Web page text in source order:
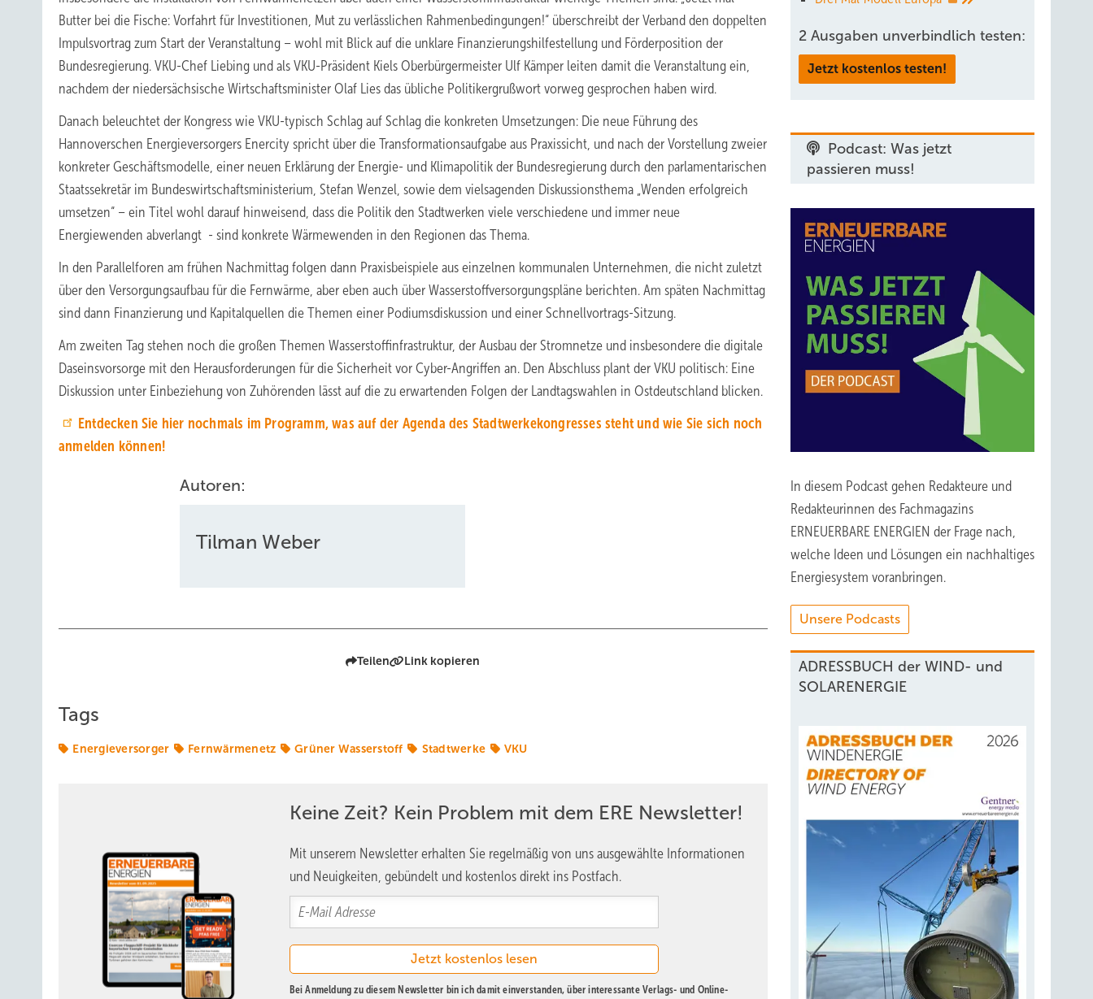
Butter bei die Fische: Vorfahrt für Investitionen, Mut zu verlässlichen Rahmenbedingungen!“ überschreibt der Verband den doppelten
Impulsvortrag zum Start der Veranstaltung – wohl mit Blick auf die unklare Finanzierungshilfestellung und Förderposition der
Bundesregierung. VKU-Chef Liebing und als VKU-Präsident Kiels Oberbürgermeister Ulf Kämper leiten damit die Veranstaltung ein,
nachdem der niedersächsische Wirtschaftsminister Olaf Lies das übliche Politikergrußwort vorweg gesprochen haben wird.
Danach beleuchtet der Kongress wie VKU-typisch Schlag auf Schlag die konkreten Umsetzungen: Die neue Führung des
Hannoverschen Energieversorgers Enercity spricht über die Transformationsaufgabe aus Praxissicht, und nach der Vorstellung zweier
konkreter Geschäftsmodelle, einer neuen Erklärung der Energie- und Klimapolitik der Bundesregierung durch den parlamentarischen
Staatssekretär im Bundeswirtschaftsministerium, Stefan Wenzel, sowie dem vielsagenden Diskussionsthema „Wenden erfolgreich
umsetzen“ – ein Titel wohl darauf hinweisend, dass die Politik den Stadtwerken viele verschiedene und immer neue
Energiewenden abverlangt - sind konkrete Wärmewenden in den Regionen das Thema.
In den Parallelforen am frühen Nachmittag folgen dann Praxisbeispiele aus einzelnen kommunalen Unternehmen, die nicht zuletzt
über den Versorgungsaufbau für die Fernwärme, aber eben auch über Wasserstoffversorgungspläne berichten. Am späten Nachmittag
sind dann Finanzierung und Kapitalquellen die Themen einer Podiumsdiskussion und einer Schnellvortrags-Sitzung.
Am zweiten Tag stehen noch die großen Themen Wasserstoffinfrastruktur, der Ausbau der Stromnetze und insbesondere die digitale
Daseinsvorsorge mit den Herausforderungen für die Sicherheit vor Cyber-Angriffen an. Den Abschluss plant der VKU politisch: Eine
Diskussion unter Einbeziehung von Zuhörenden lässt auf die zu erwartenden Folgen der Landtagswahlen in Ostdeutschland blicken.
Entdecken Sie hier nochmals im Programm, was auf der Agenda des Stadtwerkekongresses steht und wie Sie sich noch
anmelden können!
Autoren:
Tilman Weber
Teilen Link kopieren
Tags
Energieversorger Fernwärmenetz Grüner Wasserstoff Stadtwerke VKU
Keine Zeit? Kein Problem mit dem ERE Newsletter!
Mit unserem Newsletter erhalten Sie regelmäßig von uns ausgewählte Informationen
und Neuigkeiten, gebündelt und kostenlos direkt ins Postfach.
Bei Anmeldung zu diesem Newsletter bin ich damit einverstanden, über interessante Verlags- und Online-
2 Ausgaben unverbindlich testen:
Jetzt kostenlos testen!
Podcast: Was jetzt
passieren muss!
In diesem Podcast gehen Redakteure und
Redakteurinnen des Fachmagazins
ERNEUERBARE ENERGIEN der Frage nach,
welche Ideen und Lösungen ein nachhaltiges
Energiesystem voranbringen.
Unsere Podcasts
ADRESSBUCH der WIND- und
SOLARENERGIE